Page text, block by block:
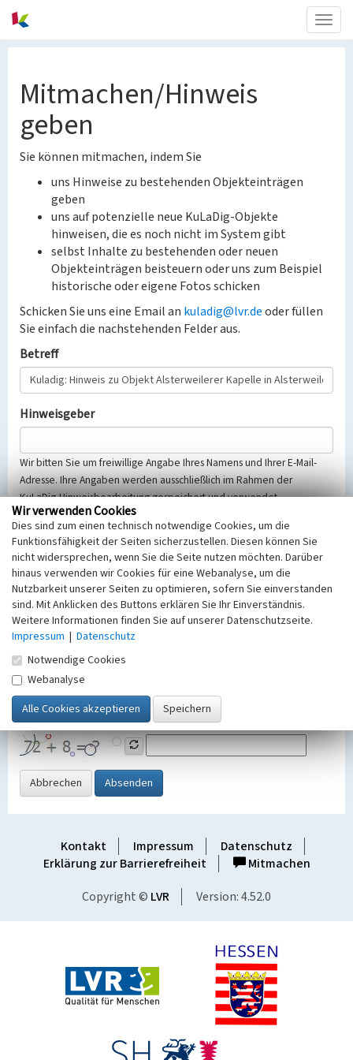
Mitmachen/Hinweis
geben
Sie können mitmachen, indem Sie
uns Hinweise zu bestehenden Objekteinträgen
geben
uns auf potenzielle neue KuLaDig-Objekte
hinweisen, die es noch nicht im System gibt
selbst Inhalte zu bestehenden oder neuen
Objekteinträgen beisteuern oder uns zum Beispiel
historische oder eigene Fotos schicken
Schicken Sie uns eine Email an kuladig@lvr.deoder füllen
Sie einfach die nachstehenden Felder aus.
Betreff
Hinweisgeber
Wir bitten Sie um freiwillige Angabe Ihres Namens und Ihrer E-Mail-
Adresse. Ihre Angaben werden ausschließlich im Rahmen der
KuLaDig-Hinweisbearbeitung gespeichert und verwendet.
Selbstverständlich werden diese entsprechend der Vorschriften des
Telemediengesetzes, des Datenschutzgesetzes NRW und der seit
dem 25.05.2018 gültigen Europäischen Datenschutzgrundverordnung
(EU-DSGVO) vertraulich behandelt, beachten Sie bitte unsere
Hinweise zumDatenschutz
Nachricht
SicherheitsabfrageTragen Sie unten das Rechenergebnis aus der
Grafik ein
Abbrechen Absenden
Kontakt Impressum
Datenschutz
Erklärung zur Barrierefreiheit
Mitmachen
Copyright © LVR Version: 4.52.0
Wir verwenden Cookies
Dies sind zum einen technisch notwendige Cookies, um die
Funktionsfähigkeit der Seiten sicherzustellen. Diesen können Sie
nicht widersprechen, wenn Sie die Seite nutzen möchten. Darüber
hinaus verwenden wir Cookies für eine Webanalyse, um die
Nutzbarkeit unserer Seiten zu optimieren, sofern Sie einverstanden
sind. Mit Anklicken des Buttons erklären Sie Ihr Einverständnis.
Weitere Informationen finden Sie auf unserer Datenschutzseite.
Impressum | Datenschutz
Notwendige Cookies
Webanalyse